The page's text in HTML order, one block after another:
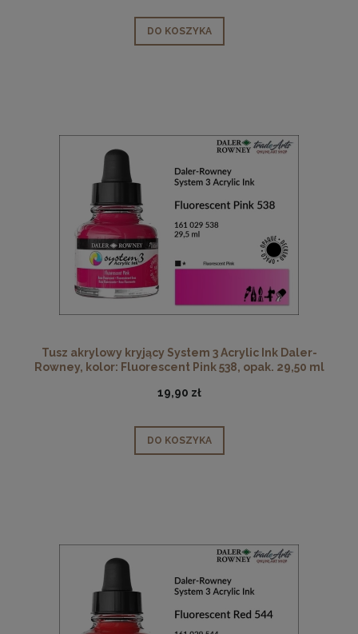
DO KOSZYKA
Tusz akrylowy kryjący System 3 Acrylic Ink Daler-
Rowney, kolor: Fluorescent Pink 538, opak. 29,50 ml
19,90 zł
DO KOSZYKA